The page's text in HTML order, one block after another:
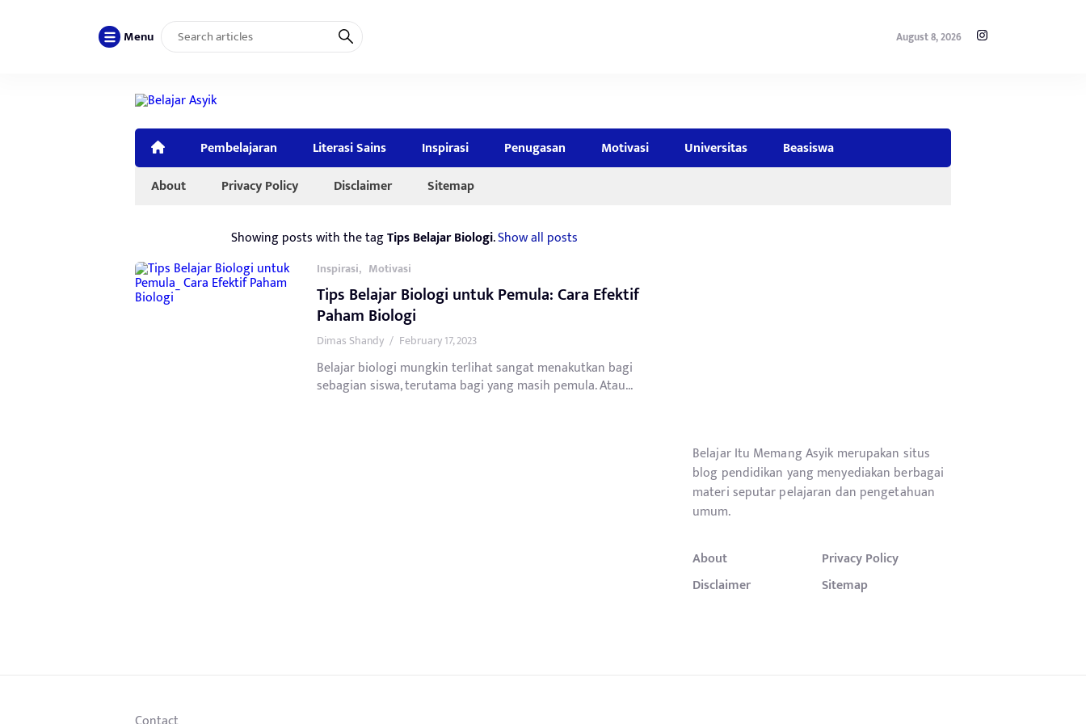
Menu August 8, 2026
Pembelajaran Literasi Sains Inspirasi Penugasan Motivasi Universitas
Beasiswa
About
Privacy Policy Disclaimer Sitemap
Showing posts with the tagTips Belajar Biologi.Show all posts
Inspirasi, Motivasi
Tips Belajar Biologi untuk Pemula: Cara Efektif
Paham Biologi
Dimas Shandy / February 17, 2023
Belajar biologi mungkin terlihat sangat menakutkan bagi
sebagian siswa, terutama bagi yang masih pemula. Atau...
Belajar Itu Memang Asyik merupakan situs
blog pendidikan yang menyediakan berbagai
materi seputar pelajaran dan pengetahuan
umum.
About
Privacy Policy
Disclaimer
Sitemap